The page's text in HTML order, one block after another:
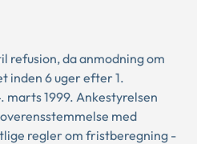
refusion, da anmodning om
inden 6 uger efter 1.
1999. Ankestyrelsen
med
regler om fristberegning -